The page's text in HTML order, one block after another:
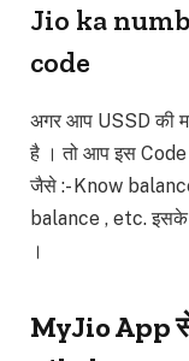
Jio ka
code
अगर आप USSD की
है । तो आप इस
जैसे :- Know
balance , etc. इसके
।
MyJio App